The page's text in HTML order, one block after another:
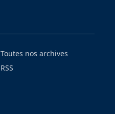
Toutes nos archives
RSS